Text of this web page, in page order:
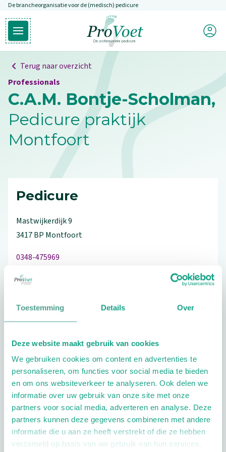
Toestemming Details Over
Deze website maakt gebruik van cookies
We gebruiken cookies om content en advertenties te
personaliseren, om functies voor social media te bieden
en om ons websiteverkeer te analyseren. Ook delen we
informatie over uw gebruik van onze site met onze
partners voor social media, adverteren en analyse. Deze
partners kunnen deze gegevens combineren met andere
informatie die u aan ze heeft verstrekt of die ze hebben
verzameld op basis van uw gebruik van hun services.
Overslaan en naar de inhoud gaan
De brancheorganisatie voor de (medisch) pedicure
Open hoofdmenu
Ga naar de homepagina
Mijn
Terug naar overzicht
Professionals
C.A.M. Bontje-Scholman,
Pedicure praktijk
Montfoort
Pedicure
Mastwijkerdijk9
3417 BP Montfoort
0348-475969
Schrijf ook een review
Extra opties